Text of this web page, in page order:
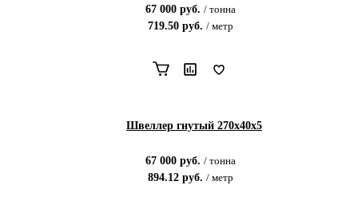
67 000руб. / тонна
719.50руб. / метр
Швеллер гнутый 270х40х5
67 000руб. / тонна
894.12руб. / метр